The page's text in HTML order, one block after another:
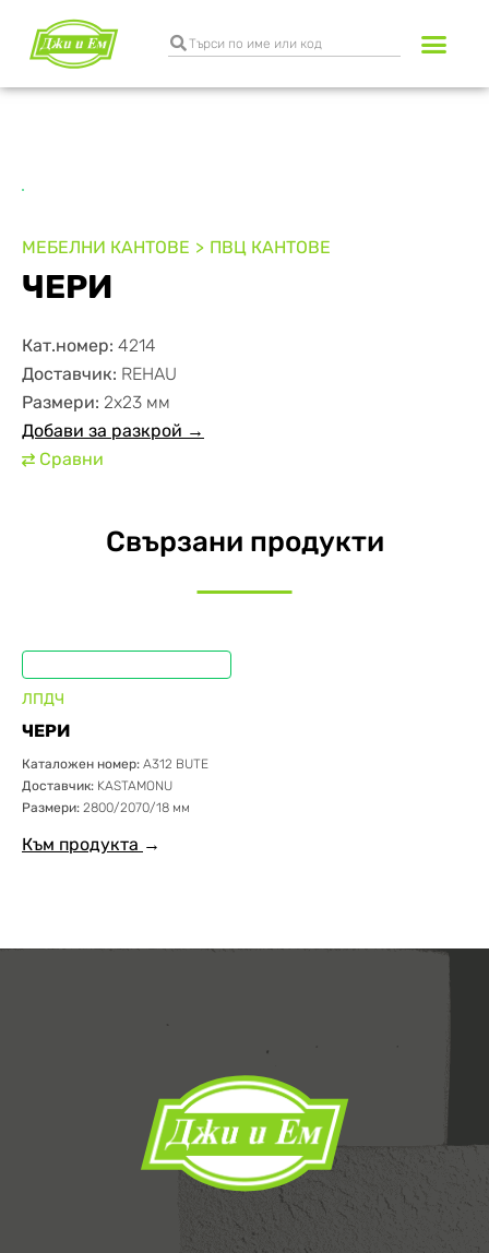
МЕБЕЛНИ КАНТОВЕ ПВЦ КАНТОВЕ
ЧЕРИ
Кат.номер: 4214
Доставчик: REHAU
Размери: 2х23 мм
Добави за разкрой →
⇄ Сравни
Свързани продукти
ЛПДЧ
ЧЕРИ
Каталожен номер: А312 BUTE
Доставчик: KASTAMONU
Размери: 2800/2070/18 мм
Към продукта →